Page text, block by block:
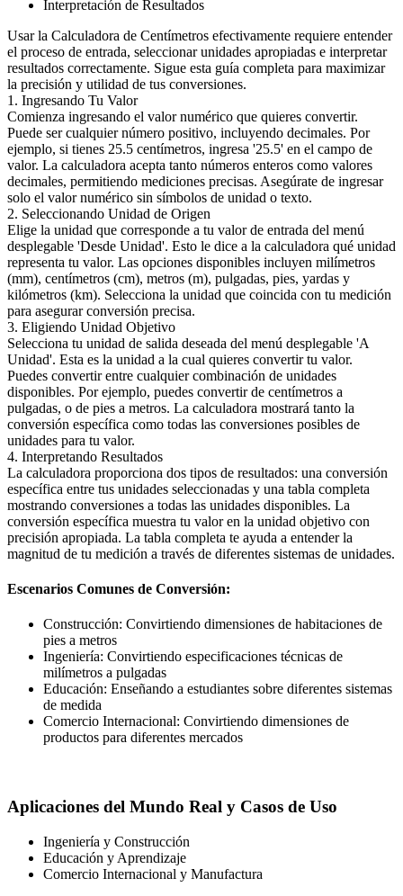
Interpretación de Resultados
Usar la Calculadora de Centímetros efectivamente requiere entender
el proceso de entrada, seleccionar unidades apropiadas e interpretar
resultados correctamente. Sigue esta guía completa para maximizar
la precisión y utilidad de tus conversiones.
1. Ingresando Tu Valor
Comienza ingresando el valor numérico que quieres convertir.
Puede ser cualquier número positivo, incluyendo decimales. Por
ejemplo, si tienes 25.5 centímetros, ingresa '25.5' en el campo de
valor. La calculadora acepta tanto números enteros como valores
decimales, permitiendo mediciones precisas. Asegúrate de ingresar
solo el valor numérico sin símbolos de unidad o texto.
2. Seleccionando Unidad de Origen
Elige la unidad que corresponde a tu valor de entrada del menú
desplegable 'Desde Unidad'. Esto le dice a la calculadora qué unidad
representa tu valor. Las opciones disponibles incluyen milímetros
(mm), centímetros (cm), metros (m), pulgadas, pies, yardas y
kilómetros (km). Selecciona la unidad que coincida con tu medición
para asegurar conversión precisa.
3. Eligiendo Unidad Objetivo
Selecciona tu unidad de salida deseada del menú desplegable 'A
Unidad'. Esta es la unidad a la cual quieres convertir tu valor.
Puedes convertir entre cualquier combinación de unidades
disponibles. Por ejemplo, puedes convertir de centímetros a
pulgadas, o de pies a metros. La calculadora mostrará tanto la
conversión específica como todas las conversiones posibles de
unidades para tu valor.
4. Interpretando Resultados
La calculadora proporciona dos tipos de resultados: una conversión
específica entre tus unidades seleccionadas y una tabla completa
mostrando conversiones a todas las unidades disponibles. La
conversión específica muestra tu valor en la unidad objetivo con
precisión apropiada. La tabla completa te ayuda a entender la
magnitud de tu medición a través de diferentes sistemas de unidades.
Escenarios Comunes de Conversión:
Construcción: Convirtiendo dimensiones de habitaciones de
pies a metros
Ingeniería: Convirtiendo especificaciones técnicas de
milímetros a pulgadas
Educación: Enseñando a estudiantes sobre diferentes sistemas
de medida
Comercio Internacional: Convirtiendo dimensiones de
productos para diferentes mercados
Aplicaciones del Mundo Real y Casos de Uso
Ingeniería y Construcción
Educación y Aprendizaje
Comercio Internacional y Manufactura